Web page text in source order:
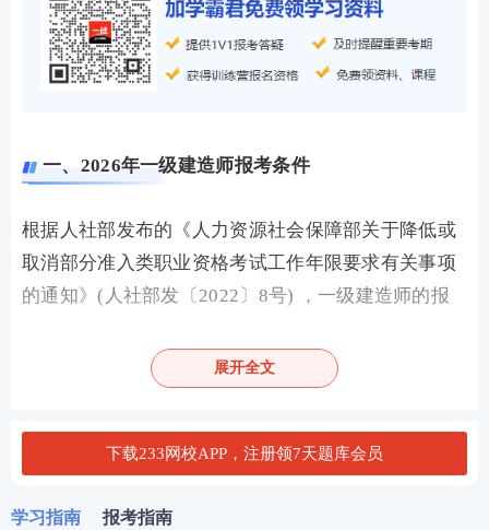
一、2026年一级建造师报考条件
根据人社部发布的《人力资源社会保障部关于降低或
取消部分准入类职业资格考试工作年限要求有关事项
的通知》(人社部发〔2022〕8号) ，一级建造师的报
张表让你看得清清楚楚：
大学专科
工程类或 工程经济
类
专业
满
大学本科
展开全文
下载233网校APP，注册领7天题库会员
学习指南 报考指南